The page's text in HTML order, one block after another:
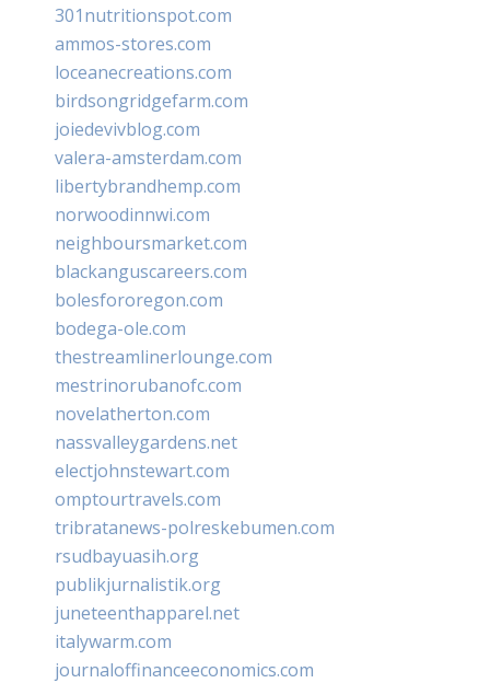
301nutritionspot.com
ammos-stores.com
loceanecreations.com
birdsongridgefarm.com
joiedevivblog.com
valera-amsterdam.com
libertybrandhemp.com
norwoodinnwi.com
neighboursmarket.com
blackanguscareers.com
bolesfororegon.com
bodega-ole.com
thestreamlinerlounge.com
mestrinorubanofc.com
novelatherton.com
nassvalleygardens.net
electjohnstewart.com
omptourtravels.com
tribratanews-polreskebumen.com
rsudbayuasih.org
publikjurnalistik.org
juneteenthapparel.net
italywarm.com
journaloffinanceeconomics.com